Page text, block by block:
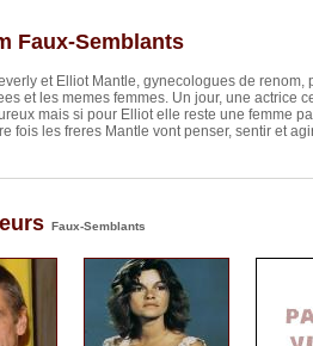
Faux-Semblants
et Elliot Mantle, gynecologues de
et les memes femmes. Un jour, une actrice
mais si pour Elliot elle reste une femme
fois les freres Mantle vont penser, sentir et
Faux-Semblants